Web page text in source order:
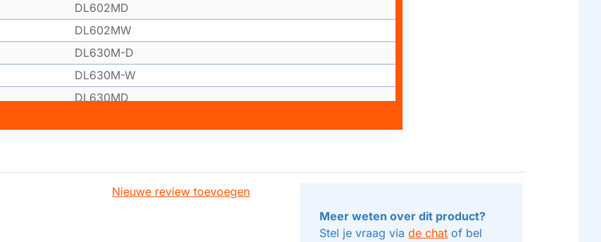
DL602MD
DL602MW
DL630M-D
DL630M-W
DL630MD
Nieuwe review toevoegen
Meer weten over dit product?
Stel je vraag viade chat of bel